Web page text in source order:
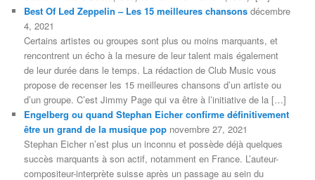
Best Of Led Zeppelin – Les 15 meilleures chansons décembre
4, 2021
Certains artistes ou groupes sont plus ou moins marquants, et
rencontrent un écho à la mesure de leur talent mais également
de leur durée dans le temps. La rédaction de Club Music vous
propose de recenser les 15 meilleures chansons d’un artiste ou
d’un groupe. C’est Jimmy Page qui va être à l’initiative de la […]
Engelberg ou quand Stephan Eicher confirme définitivement
être un grand de la musique pop novembre 27, 2021
Stephan Eicher n’est plus un inconnu et possède déjà quelques
succès marquants à son actif, notamment en France. L’auteur-
compositeur-interprète suisse après un passage au sein du